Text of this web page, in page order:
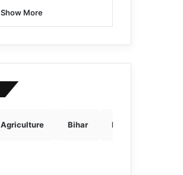
Show More
Agriculture Bihar Breaking news